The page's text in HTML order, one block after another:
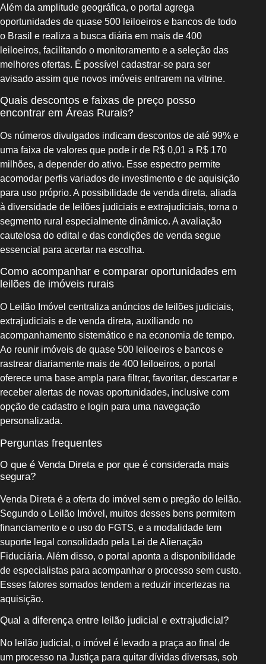
Além da amplitude geográfica, o portal agrega
oportunidades de quase 500 leiloeiros e bancos de todo
o Brasil e realiza a busca diária em mais de 400
leiloeiros, facilitando o monitoramento e a seleção das
melhores ofertas. É possível cadastrar-se para ser
avisado assim que novos imóveis entrarem na vitrine.
Quais descontos e faixas de preço posso
encontrar em Áreas Rurais?
Os números divulgados indicam descontos de até 99% e
uma faixa de valores que pode ir de R$ 0,01 a R$ 170
milhões, a depender do ativo. Esse espectro permite
acomodar perfis variados de investimento e de aquisição
para uso próprio. A possibilidade de venda direta, aliada
à diversidade de leilões judiciais e extrajudiciais, torna o
segmento rural especialmente dinâmico. A avaliação
cautelosa do edital e das condições de venda segue
essencial para acertar na escolha.
Como acompanhar e comparar oportunidades em
leilões de imóveis rurais
O Leilão Imóvel centraliza anúncios de leilões judiciais,
extrajudiciais e de venda direta, auxiliando no
acompanhamento sistemático e na economia de tempo.
Ao reunir imóveis de quase 500 leiloeiros e bancos e
rastrear diariamente mais de 400 leiloeiros, o portal
oferece uma base ampla para filtrar, favoritar, descartar e
receber alertas de novas oportunidades, inclusive com
opção de cadastro e login para uma navegação
personalizada.
Perguntas frequentes
O que é Venda Direta e por que é considerada mais
segura?
Venda Direta é a oferta do imóvel sem o pregão do leilão.
Segundo o Leilão Imóvel, muitos desses bens permitem
financiamento e o uso do FGTS, e a modalidade tem
suporte legal consolidado pela Lei de Alienação
Fiduciária. Além disso, o portal aponta a disponibilidade
de especialistas para acompanhar o processo sem custo.
Esses fatores somados tendem a reduzir incertezas na
aquisição.
Qual a diferença entre leilão judicial e extrajudicial?
No leilão judicial, o imóvel é levado a praça ao final de
um processo na Justiça para quitar dívidas diversas, sob